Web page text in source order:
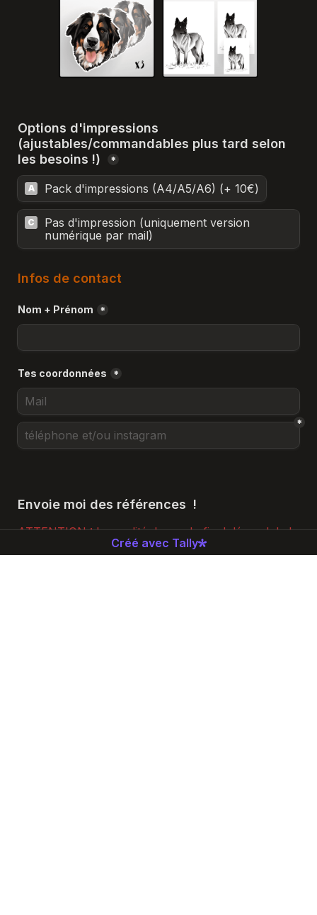
Options d'impressions
(ajustables/commandables plus tard selon
les besoins !)
*
A Pack d'impressions (A4/A5/A6) (+ 10€)
C
Pas d'impression (uniquement version
numérique par mail)
Infos de contact
Nom + Prénom *
Tes coordonnées *
*
ATTENTION : La qualité du rendu final dépend de la
qualité des références. (surtout pour les portraits
Créé avec Tally